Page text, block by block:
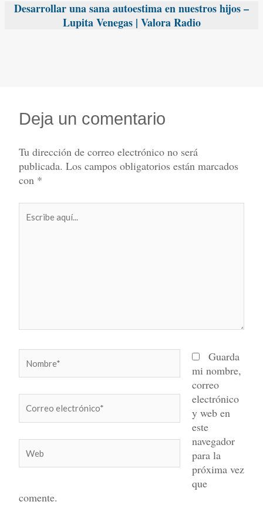
Desarrollar una sana autoestima en nuestros hijos –
Lupita Venegas | Valora Radio
Deja un comentario
Tu dirección de correo electrónico no será
publicada. Los campos obligatorios están marcados
con *
aquí...
electrónico*
Guarda
mi nombre,
correo
electrónico
y web en
este
navegador
para la
próxima vez
que
comente.